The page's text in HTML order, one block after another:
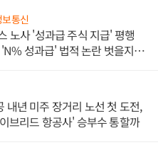
보통신
노사 '성과급 주식 지급' 평행
성과급' 법적 논란 벗을지 주
내년 미주 장거리 노선 첫 도전,
브리드 항공사' 승부수 통할까